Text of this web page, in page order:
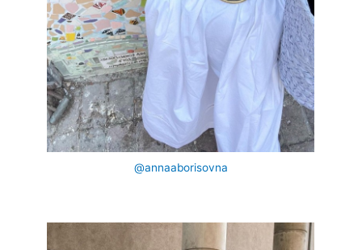
@annaaborisovna